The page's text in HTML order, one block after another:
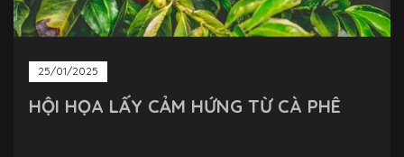
25/01/2025
HỘI HỌA LẤY CẢM HỨNG TỪ CÀ PHÊ